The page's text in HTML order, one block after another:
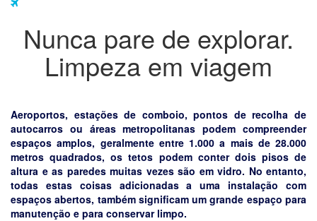
Nunca pare de explorar.
Limpeza em viagem
Aeroportos, estações de comboio, pontos de recolha de
autocarros ou áreas metropolitanas podem compreender
espaços amplos, geralmente entre 1.000 a mais de 28.000
metros quadrados, os tetos podem conter dois pisos de
altura e as paredes muitas vezes são em vidro. No entanto,
todas estas coisas adicionadas a uma instalação com
espaços abertos, também significam um grande espaço para
manutenção e para conservar limpo.